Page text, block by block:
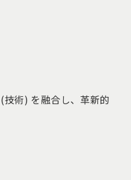
術) を融合し、革新的